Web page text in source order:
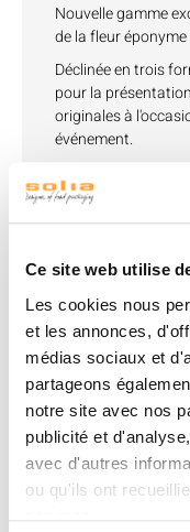
Ce site web utilise
Les cookies nous
et les annonces,
médias sociaux et
partageons
notre site avec nos
publicité et
avec d'autres
ou qu'ils ont
Nouvelle gamme
de la fleur
Déclinée en trois
pour la
originales à
événement.
résiste à l'humidité
au four
25 ml, et inclinée
Un calage et un
spécialement
des verrines
Matériau : Pulpe de
Dimensions :
Contenance : 25ml
Tolérance